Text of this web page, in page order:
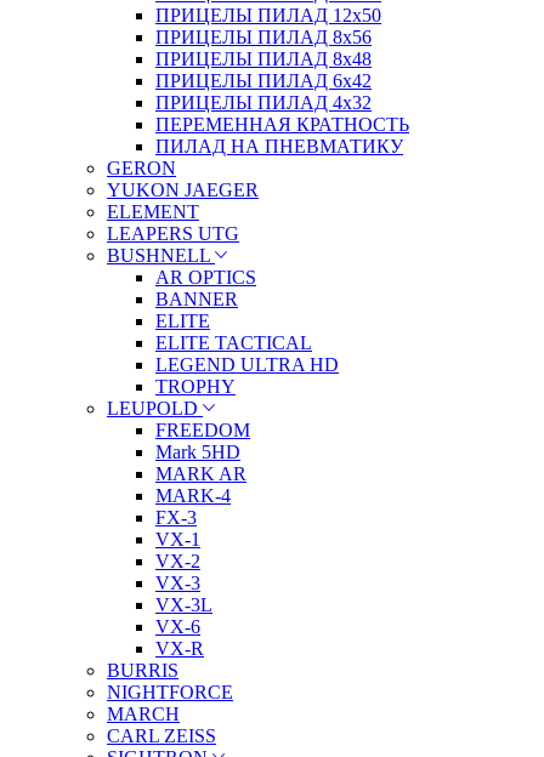
ПРИЦЕЛЫ ПИЛАД 12х50
ПРИЦЕЛЫ ПИЛАД 8х56
ПРИЦЕЛЫ ПИЛАД 8х48
ПРИЦЕЛЫ ПИЛАД 6х42
ПРИЦЕЛЫ ПИЛАД 4х32
ПЕРЕМЕННАЯ КРАТНОСТЬ
ПИЛАД НА ПНЕВМАТИКУ
GERON
YUKON JAEGER
ELEMENT
LEAPERS UTG
BUSHNELL
AR OPTICS
BANNER
ELITE
ELITE TACTICAL
LEGEND ULTRA HD
TROPHY
LEUPOLD
FREEDOM
Mark 5HD
MARK AR
MARK-4
FX-3
VX-1
VX-2
VX-3
VX-3L
VX-6
VX-R
BURRIS
NIGHTFORCE
MARCH
CARL ZEISS